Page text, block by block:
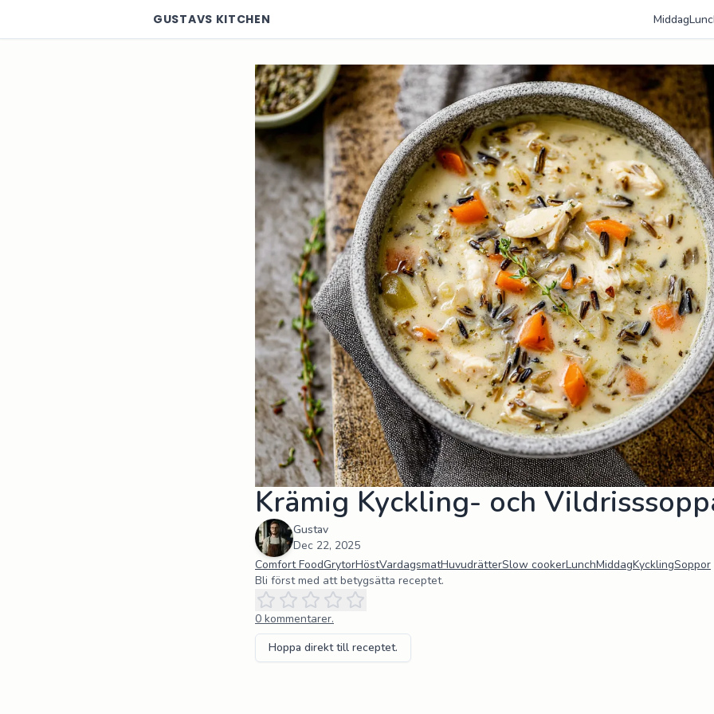
GUSTAVS KITCHEN Middag
Krämig Kyckling- och
Gustav
Dec 22, 2025
Comfort FoodGrytorHöstVardagsmatHuvudrätterSlow cookerLunchMiddagKycklingSoppor
Bli först med att betygsätta receptet.
0 kommentarer.
Hoppa direkt till receptet.